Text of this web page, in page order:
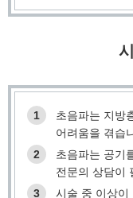
1
초음파는 지방
어려움을 겪습
2
초음파는 공기
전문의 상담이
3
시술 중 이상이